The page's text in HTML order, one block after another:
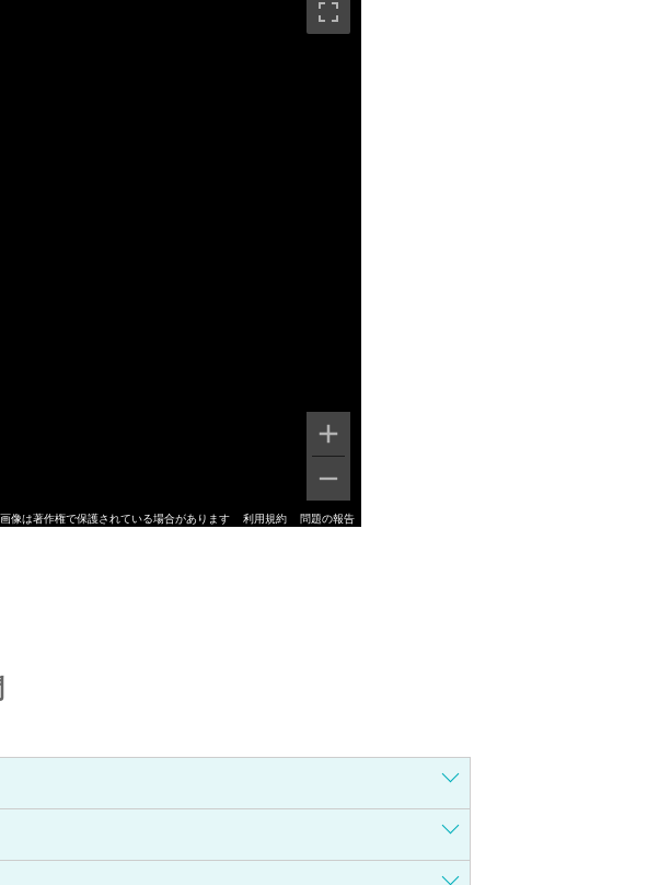
画像は著作権で保護されている場合があります 利用規約 問題の報告